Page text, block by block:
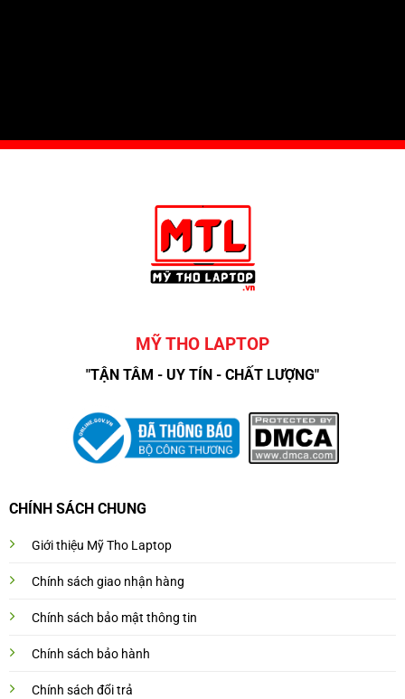
MỸ THO LAPTOP
"TẬN TÂM - UY TÍN - CHẤT LƯỢNG"
CHÍNH SÁCH CHUNG
Giới thiệu Mỹ Tho Laptop
Chính sách giao nhận hàng
Chính sách bảo mật thông tin
Chính sách bảo hành
Chính sách đổi trả